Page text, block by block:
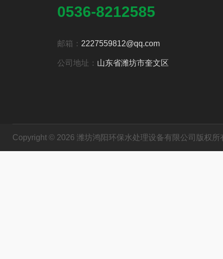
0536-8212585
邮箱： 2227559812@qq.com
公司地址： 山东省潍坊市奎文区
Copyright © 2026 潍坊鸿阳环保水处理设备有限公司版权所